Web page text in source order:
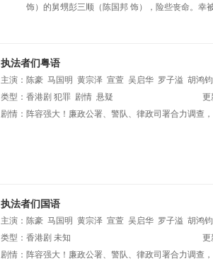
饰）的舅甥彭三顺（陈国邦 饰），险些丧命。
执法者们粤语
主演： 陈豪 马国明 黄宗泽 宣萱 吴启华 罗子溢 胡鸿钧
徐荣 潘志文 李尔晨 涂毓麟 黎泽恩
类型： 香港剧 犯罪 剧情 悬疑
更
剧情： 阵容强大！廉政公署、警队、律政司署合力调查
执法者们国语
主演： 陈豪 马国明 黄宗泽 宣萱 吴启华 罗子溢 胡鸿钧
徐荣 潘志文 李尔晨
类型： 香港剧 未知
更
剧情： 阵容强大！廉政公署、警队、律政司署合力调查